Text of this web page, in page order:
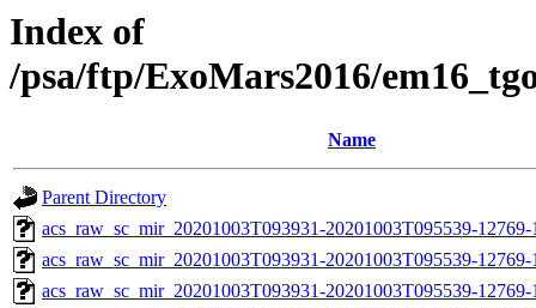
Index of
/psa/ftp/ExoMars2016/
Name
Parent Directory
acs_raw_sc_mir_20201003T093931-20201003T095539-
acs_raw_sc_mir_20201003T093931-20201003T095539-
acs_raw_sc_mir_20201003T093931-20201003T095539-